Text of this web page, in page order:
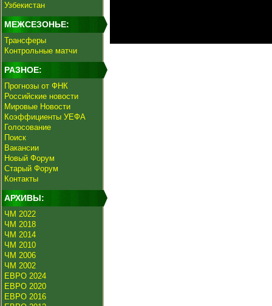
Узбекистан
МЕЖСЕЗОНЬЕ:
Трансферы
Контрольные матчи
РАЗНОЕ:
Прогнозы от ФНК
Российские новости
Мировые Новости
Коэффициенты УЕФА
Голосование
Поиск
Вакансии
Новый Форум
Старый Форум
Контакты
АРХИВЫ:
ЧМ 2022
ЧМ 2018
ЧМ 2014
ЧМ 2010
ЧМ 2006
ЧМ 2002
ЕВРО 2024
ЕВРО 2020
ЕВРО 2016